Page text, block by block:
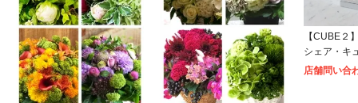
【CUBE２
シェア・キ
店舗問い合